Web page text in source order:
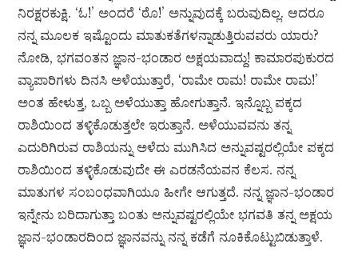
ನಿರಕ್ಷರಕುಕ್ಷಿ. ‘ಓ!’ ಅಂದರೆ ‘ಠೊ!’ ಅನ್ನುವುದಕ್ಕೆ ಬರುವುದಿಲ್ಲ. ಆದರೂ
ನನ್ನ ಮೂಲಕ ಇಷ್ಟೊಂದು ಮಾತುಕತೆಗಳನ್ನಾಡುತ್ತಿರುವವರು ಯಾರು?
ನೋಡಿ, ಭಗವಂತನ ಜ್ಞಾನ-ಭಂಡಾರ ಅಕ್ಷಯವಾದ್ದು! ಕಾಮಾರಪುಕುರದ
ವ್ಯಾಪಾರಿಗಳು ದಿನಸಿ ಅಳೆಯುತ್ತಾರೆ, ‘ರಾಮೇ ರಾಮ! ರಾಮೇ ರಾಮ!’
ಅಂತ ಹೇಳುತ್ತ, ಒಬ್ಬ ಅಳೆಯುತ್ತಾ ಹೋಗುತ್ತಾನೆ. ಇನ್ನೊಬ್ಬ ಪಕ್ಕದ
ರಾಶಿಯಿಂದ ತಳ್ಳಿಕೊಡುತ್ತಲೇ ಇರುತ್ತಾನೆ. ಅಳೆಯುವವನು ತನ್ನ
ಎದುರಿಗಿರುವ ರಾಶಿಯನ್ನು ಅಳೆದು ಮುಗಿಸಿದ ಅನ್ನುವಷ್ಟರಲ್ಲಿಯೇ ಪಕ್ಕದ
ರಾಶಿಯಿಂದ ತಳ್ಳಿಕೊಡುವುದೇ ಈ ಎರಡನೆಯವನ ಕೆಲಸ. ನನ್ನ
ಮಾತುಗಳ ಸಂಬಂಧವಾಗಿಯೂ ಹೀಗೇ ಆಗುತ್ತದೆ. ನನ್ನ ಜ್ಞಾನ-ಭಂಡಾರ
ಇನ್ನೇನು ಬರಿದಾಗುತ್ತಾ ಬಂತು ಅನ್ನುವಷ್ಟರಲ್ಲಿಯೇ ಭಗವತಿ ತನ್ನ ಅಕ್ಷಯ
ಜ್ಞಾನ-ಭಂಡಾರದಿಂದ ಜ್ಞಾನವನ್ನು ನನ್ನ ಕಡೆಗೆ ನೂಕಿಕೊಟ್ಟುಬಿಡುತ್ತಾಳೆ.